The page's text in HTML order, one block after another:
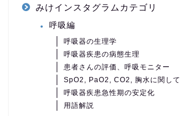
みけインスタグラムカテゴリ
呼吸編
呼吸器の生理学
呼吸器疾患の病態生理
患者さんの評価、呼吸モニター
SpO2, PaO2, CO2, 胸水に関して
呼吸器疾患急性期の安定化
用語解説